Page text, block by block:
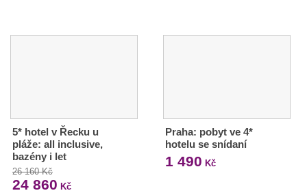
5* hotel v Řecku u
pláže: all inclusive,
bazény i let
26 160 Kč
24 860 Kč
Praha: pobyt ve 4*
hotelu se snídaní
1 490 Kč